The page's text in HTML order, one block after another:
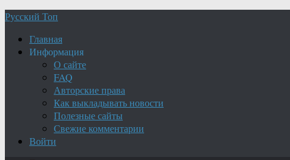
Русский Топ
Главная
Информация
О сайте
FAQ
Авторские права
Как выкладывать новости
Полезные сайты
Свежие комментарии
Войти